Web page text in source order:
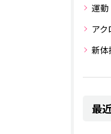
運動
アク
新体
最